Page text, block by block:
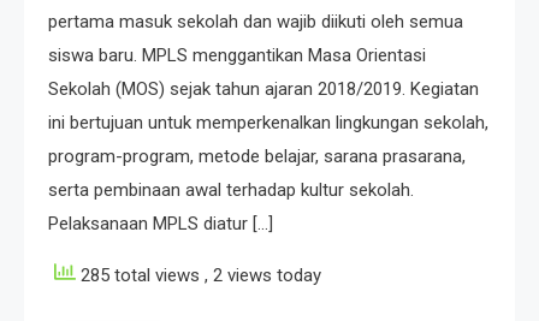
pertama masuk sekolah dan wajib diikuti oleh semua
siswa baru. MPLS menggantikan Masa Orientasi
Sekolah (MOS) sejak tahun ajaran 2018/2019. Kegiatan
ini bertujuan untuk memperkenalkan lingkungan sekolah,
program-program, metode belajar, sarana prasarana,
serta pembinaan awal terhadap kultur sekolah.
Pelaksanaan MPLS diatur […]
285 total views , 2 views today